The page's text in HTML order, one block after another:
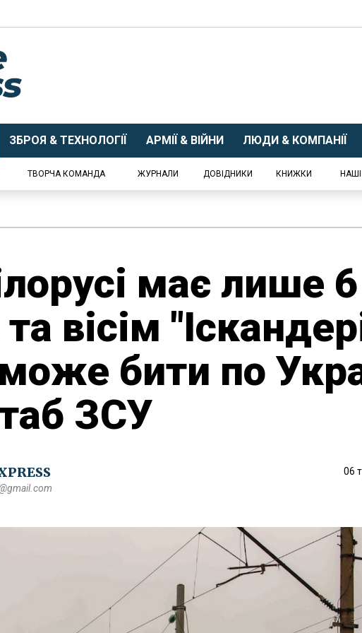
ЗБРОЯ & ТЕХНОЛОГІЇ АРМІЇ & ВІЙНИ ЛЮДИ & КОМПАНІЇ
ТВОРЧА КОМАНДА ЖУРНАЛИ ДОВІДНИКИ КНИЖКИ
має лише 6
та вісім
бити по
ЗСУ
06